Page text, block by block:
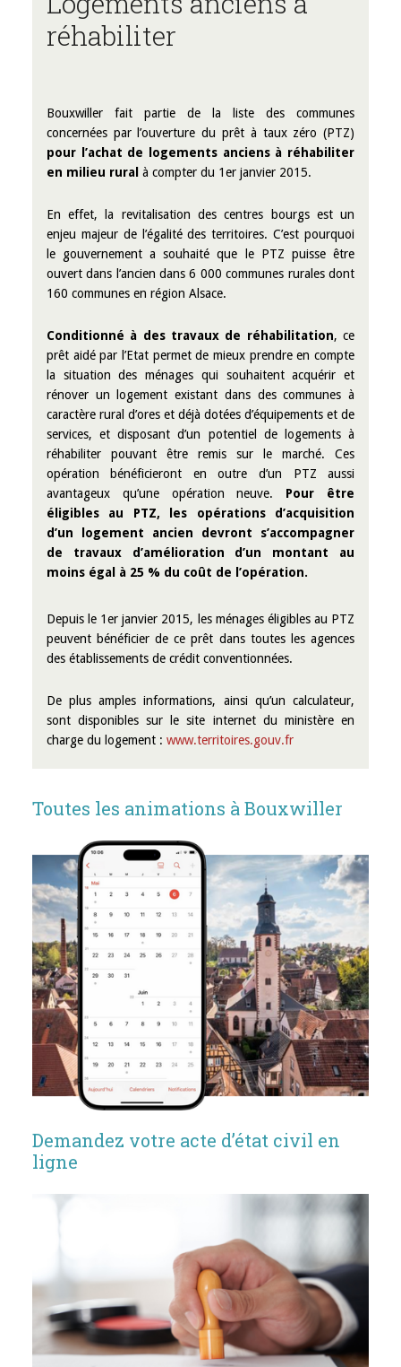
réhabiliter
Bouxwiller fait partie de la liste des communes
concernées par l’ouverture du prêt à taux zéro (PTZ)
pour l’achat de logements anciens à réhabiliter
en milieu rural à compter du 1er janvier 2015.
En effet, la revitalisation des centres bourgs est un
enjeu majeur de l’égalité des territoires. C’est pourquoi
le gouvernement a souhaité que le PTZ puisse être
ouvert dans l’ancien dans 6 000 communes rurales dont
160 communes en région Alsace.
Conditionné à des travaux de réhabilitation, ce
prêt aidé par l’Etat permet de mieux prendre en compte
la situation des ménages qui souhaitent acquérir et
rénover un logement existant dans des communes à
caractère rural d’ores et déjà dotées d’équipements et de
services, et disposant d’un potentiel de logements à
réhabiliter pouvant être remis sur le marché. Ces
opération bénéficieront en outre d’un PTZ aussi
avantageux qu’une opération neuve. Pour être
éligibles au PTZ, les opérations d’acquisition
d’un logement ancien devront s’accompagner
de travaux d’amélioration d’un montant au
moins égal à 25 % du coût de l’opération.
Depuis le 1er janvier 2015, les ménages éligibles au PTZ
peuvent bénéficier de ce prêt dans toutes les agences
des établissements de crédit conventionnées.
De plus amples informations, ainsi qu’un calculateur,
sont disponibles sur le site internet du ministère en
charge du logement : www.territoires.gouv.fr
Toutes les animations à Bouxwiller
Demandez votre acte d’état civil en
ligne